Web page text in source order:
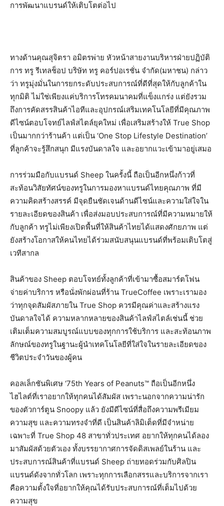
การพัฒนาแบรนด์ให้เติบโตต่อไป
ทางด้านคุณสุจิตรา อมิตรพ่าย หัวหน้าสายงานบริหารฝ่ายปฏิบัติ
การ ทรู รีเทลช็อป บริษัท ทรู คอร์ปอเรชั่น จำกัด(มหาชน) กล่าว
ว่า ทรูมุ่งมั่นในการยกระดับประสบการณ์ที่ดีที่สุดให้กับลูกค้าใน
ทุกมิติ ไม่ใช่เพียงแค่บริการโทรคมนาคมที่แข็งแกร่ง แต่ยังรวม
ถึงการคัดสรรสินค้าไอทีและอุปกรณ์เสริมเทคโนโลยีที่มีคุณภาพ
ดีไซน์ตอบโจทย์ไลฟ์สไตล์ยุคใหม่ เพื่อเสริมสร้างให้ True Shop
เป็นมากกว่าร้านค้า แต่เป็น ‘One Stop Lifestyle Destination’
ที่ลูกค้าจะรู้สึกสนุก มีแรงบันดาลใจ และอยากแวะเข้ามาอยู่เสมอ
การร่วมมือกับแบรนด์ Sheep ในครั้งนี้ ถือเป็นอีกหนึ่งก้าวที่
สะท้อนวิสัยทัศน์ของทรูในการมองหาแบรนด์ไทยคุณภาพ ที่มี
ความคิดสร้างสรรค์ มีจุดยืนชัดเจนด้านดีไซน์และความใส่ใจใน
รายละเอียดของสินค้า เพื่อส่งมอบประสบการณ์ที่มีความหมายให้
กับลูกค้า ทรูไม่เพียงเปิดพื้นที่ให้สินค้าไทยได้แสดงศักยภาพ แต่
ยังสร้างโอกาสให้คนไทยได้ร่วมสนับสนุนแบรนด์ที่พร้อมเติบโตสู่
เวทีสากล
สินค้าของ Sheep ตอบโจทย์ทั้งลูกค้าที่เข้ามาซื้อสมาร์ตโฟน
จ่ายค่าบริการ หรือนั่งพักผ่อนที่ร้าน TrueCoffee เพราะเรามอง
ว่าทุกจุดสัมผัสภายใน True Shop ควรมีคุณค่าและสร้างแรง
บันดาลใจได้ ความหลากหลายของสินค้าไลฟ์สไตล์เช่นนี้ ช่วย
เติมเต็มความสมบูรณ์แบบของทุกการใช้บริการ และสะท้อนภาพ
ลักษณ์ของทรูในฐานะผู้นำเทคโนโลยีที่ใส่ใจในรายละเอียดของ
ชีวิตประจำวันของผู้คน
คอลเล็กชันพิเศษ ‘75th Years of Peanuts™ ถือเป็นอีกหนึ่ง
ไฮไลต์ที่เราอยากให้ทุกคนได้สัมผัส เพราะนอกจากความน่ารัก
ของตัวการ์ตูน Snoopy แล้ว ยังมีดีไซน์ที่สื่อถึงความพรีเมียม
ความสุข และความทรงจำที่ดี เป็นสินค้าลิมิเต็ดที่มีจำหน่าย
เฉพาะที่ True Shop 48 สาขาทั่วประเทศ อยากให้ทุกคนได้ลอง
มาสัมผัสด้วยตัวเอง ทั้งบรรยากาศการจัดดิสเพลย์ในร้าน และ
ประสบการณ์สินค้าที่แบรนด์ Sheep ถ่ายทอดร่วมกับศิลปิน
แบรนด์ดังจากทั่วโลก เพราะทุกการเลือกสรรและบริการจากเรา
คือความตั้งใจที่อยากให้คุณได้รับประสบการณ์ที่เต็มไปด้วย
ความสุข